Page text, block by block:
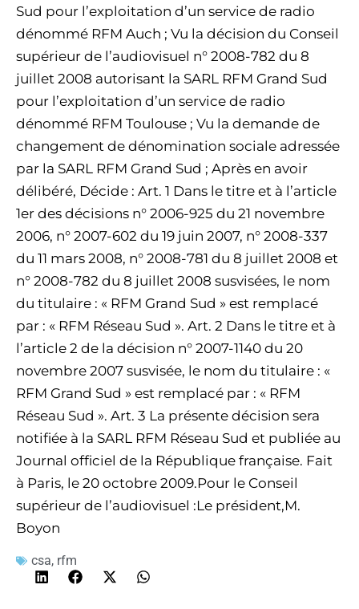
Sud pour l’exploitation d’un service de radio
dénommé RFM Auch ; Vu la décision du Conseil
supérieur de l’audiovisuel n° 2008-782 du 8
juillet 2008 autorisant la SARL RFM Grand Sud
pour l’exploitation d’un service de radio
dénommé RFM Toulouse ; Vu la demande de
changement de dénomination sociale adressée
par la SARL RFM Grand Sud ; Après en avoir
délibéré, Décide : Art. 1 Dans le titre et à l’article
1er des décisions n° 2006-925 du 21 novembre
2006, n° 2007-602 du 19 juin 2007, n° 2008-337
du 11 mars 2008, n° 2008-781 du 8 juillet 2008 et
n° 2008-782 du 8 juillet 2008 susvisées, le nom
du titulaire : « RFM Grand Sud » est remplacé
par : « RFM Réseau Sud ». Art. 2 Dans le titre et à
l’article 2 de la décision n° 2007-1140 du 20
novembre 2007 susvisée, le nom du titulaire : «
RFM Grand Sud » est remplacé par : « RFM
Réseau Sud ». Art. 3 La présente décision sera
notifiée à la SARL RFM Réseau Sud et publiée au
Journal officiel de la République française. Fait
à Paris, le 20 octobre 2009.Pour le Conseil
supérieur de l’audiovisuel :Le président,M.
Boyon
csa, rfm